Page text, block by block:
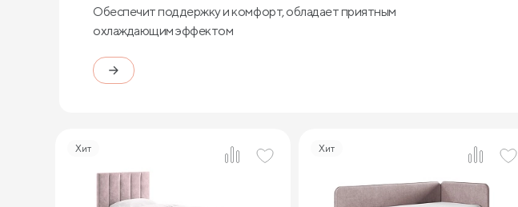
Обеспечит поддержку и комфорт, обладает приятным
охлаждающим эффектом
Хит Хит